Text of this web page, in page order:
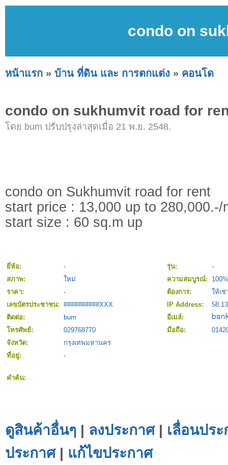
condo on
หน้าแรก » บ้าน ที่ดิน และ การตกแต่ง » คอนโด
condo on sukhumvit road for
โดย bum ปรับปรุงล่าสุดเมื่อ 21 พ.ย. 2548.
condo on Sukhumvit road for rent
start price : 13,000 up to 280,000.-/
start size : 60 sq.m up
ยี่ห้อ: - รุ่น:
-
สภาพ:
ใหม่ ความสมบูรณ์:
100%
ราคา:
- ต้องการ:
ให้เช่
เลขบัตรประชาชน: ##########XXX IP Address:
ติดต่อ:
bum
อีเมล์:
โทรศัพย์:
029768770 มือถือ:
จังหวัด:
กรุงเทพมหานคร
ที่อยู่:
-
คำค้น:
ดูสินค้าอื่นๆ | ลงประกาศ| เลื่อนปร
ประกาศ| แก้ไขประกาศ